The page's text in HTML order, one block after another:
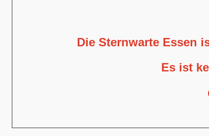
Die Sternwarte Essen
Es ist